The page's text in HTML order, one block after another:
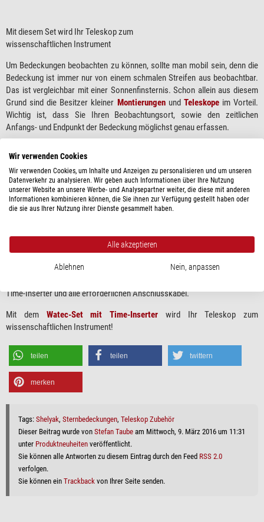
Mit diesem Set wird Ihr Teleskop zum
wissenschaftlichen Instrument
Um Bedeckungen beobachten zu können, sollte man mobil sein, denn die
Bedeckung ist immer nur von einem schmalen Streifen aus beobachtbar.
Das ist vergleichbar mit einer Sonnenfinsternis. Schon allein aus diesem
Grund sind die Besitzer kleiner Montierungenund Teleskopeim Vorteil.
Wichtig ist, dass Sie Ihren Beobachtungsort, sowie den zeitlichen
Anfangs- und Endpunkt der Bedeckung möglichst genau erfassen.
dokumentieren Sie zunächst einfach den Verlauf der Bedeckung. Wenn Sie
dann noch einen Time-Inserter haben, wird Ihr Videobild mit einem
Zeitstempel versehen. So können Sie den Beginn und das Ende der
Bedeckung im Video ablesen. Jetzt brauchen Sie nur noch einen GPS-
Empfänger zur Dokumentation Ihres Beobachtungsortes und schon sind
Timing Association(hier geht’s zurEuropean Section).
Wir bieten Ihnen zusammen mit dem HerstellerShelyakdasWatec-Set
mit Time-Inserter. In diesem Set finden Sie alles, was Sie brauchen: Eine
Time-Inserter und alle erforderlichen Anschlusskabel.
Mit dem Watec-Set mit Time-Inserter wird Ihr Teleskop zum
wissenschaftlichen Instrument!
teilen teilen twittern
merken
Tags: Shelyak, Sternbedeckungen, Teleskop Zubehör
Dieser Beitrag wurde von Stefan Taube am Mittwoch, 9. März 2016 um 11:31
unter Produktneuheiten veröffentlicht.
Sie können alle Antworten zu diesem Eintrag durch den Feed RSS 2.0
verfolgen.
Sie können ein Trackback von Ihrer Seite senden.
Wir verwenden Cookies
Wir verwenden Cookies, um Inhalte und Anzeigen zu personalisieren und um unseren
Datenverkehr zu analysieren. Wir geben auch Informationen über Ihre Nutzung
unserer Website an unsere Werbe- und Analysepartner weiter, die diese mit anderen
Informationen kombinieren können, die Sie ihnen zur Verfügung gestellt haben oder
die sie aus Ihrer Nutzung ihrer Dienste gesammelt haben.
Alle akzeptieren
Ablehnen Nein, anpassen